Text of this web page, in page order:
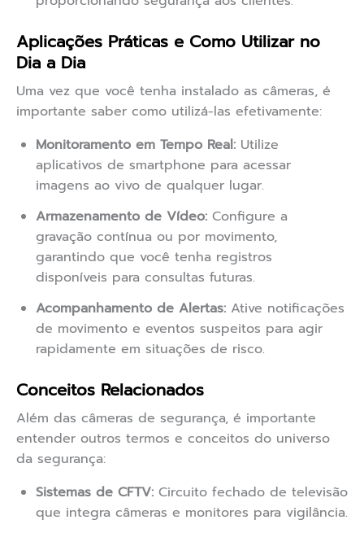
Aplicações Práticas e Como Utilizar no
Dia a Dia
Uma vez que você tenha instalado as câmeras, é
importante saber como utilizá-las efetivamente:
Monitoramento em Tempo Real: Utilize
aplicativos de smartphone para acessar
imagens ao vivo de qualquer lugar.
Armazenamento de Vídeo: Configure a
gravação contínua ou por movimento,
garantindo que você tenha registros
disponíveis para consultas futuras.
Acompanhamento de Alertas: Ative notificações
de movimento e eventos suspeitos para agir
rapidamente em situações de risco.
Conceitos Relacionados
Além das câmeras de segurança, é importante
entender outros termos e conceitos do universo
da segurança:
Sistemas de CFTV: Circuito fechado de televisão
que integra câmeras e monitores para vigilância.